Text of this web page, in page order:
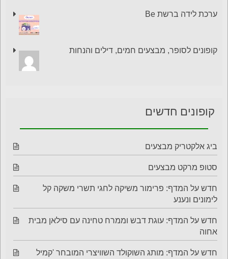
ערכת לידה ברשת Be
קופונים לסופר, מבצעים חמים, דילים והנחות
קופונים חדשים
ביג אלקטריק מבצעים
סטופ מרקט מבצעים
חדש על המדף: פרימור משיקה לחגי תשרי משקה קל
לימונים ונענע
חדש על המדף: עוגת דבש וממרח טחינה עם סילאן מבית
אחוה
חדש על המדף: מותג השוקולד השוויצרי המובחר 'קמיל